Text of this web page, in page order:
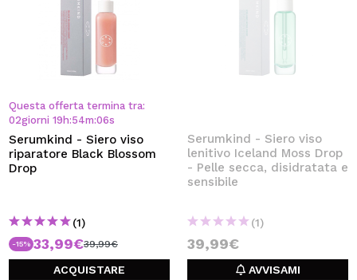
Questa offerta termina tra:
02giorni 19 h:54m:06s
Serumkind - Siero viso
riparatore Black Blossom
Drop
(1)
-15% 33,99€39,99€
ACQUISTARE
Serumkind - Siero viso
lenitivo Iceland Moss Drop
- Pelle secca, disidratata e
sensibile
(1)
39,99€
AVVISAMI